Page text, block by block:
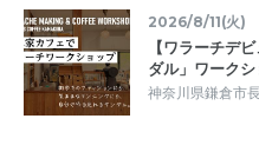
2026/8/11(火)
【ワラーチデ
ダル」ワーク
神奈川県鎌倉市